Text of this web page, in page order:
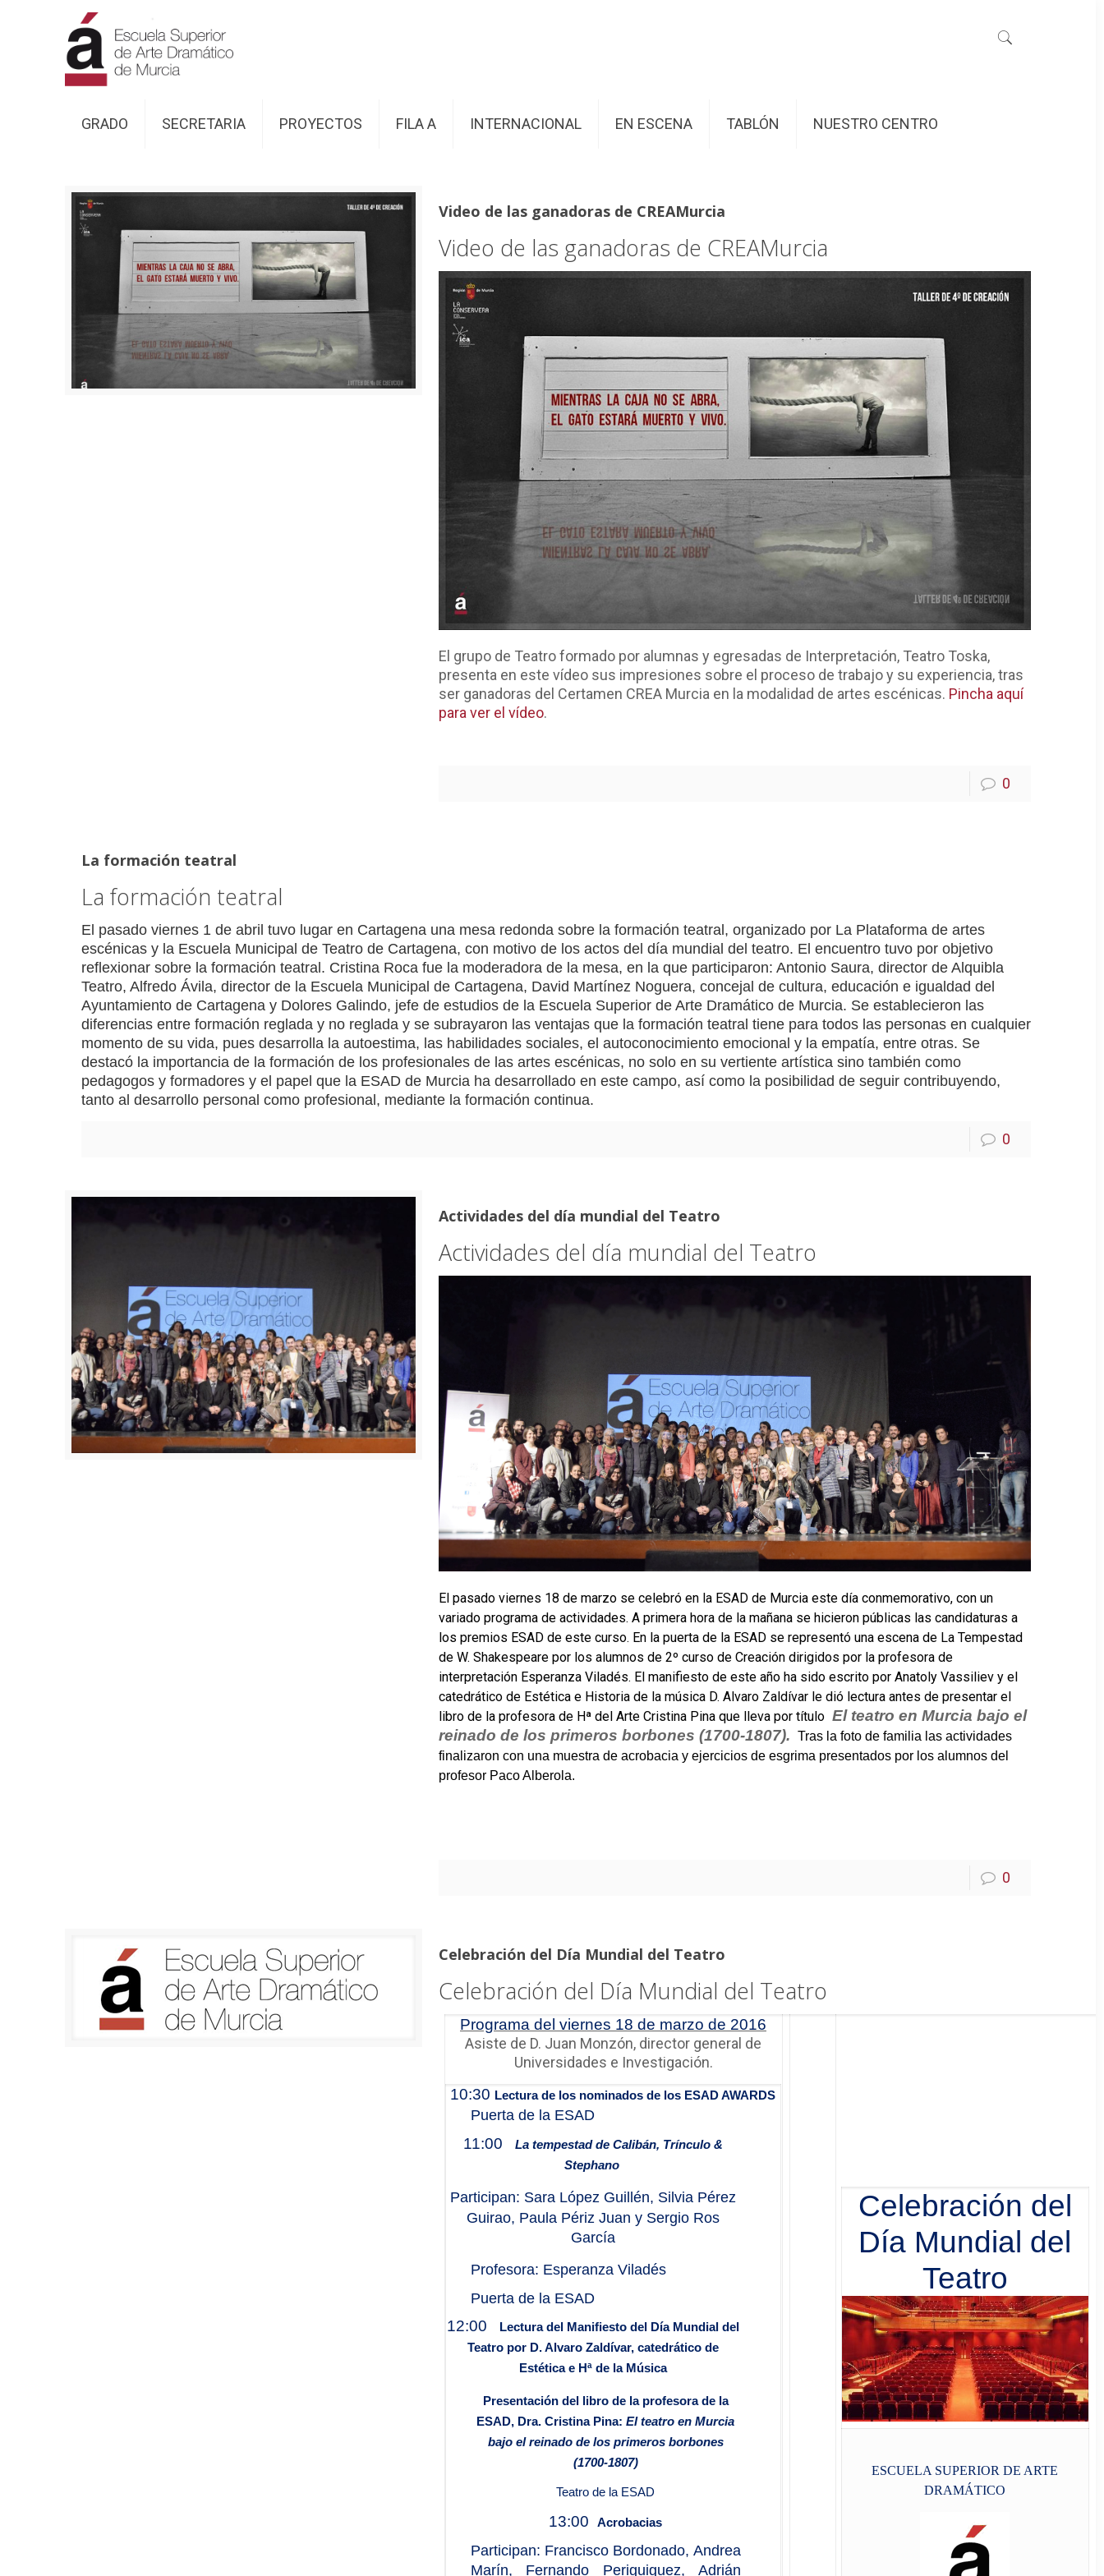
GRADO SECRETARIA PROYECTOS FILA A INTERNACIONAL EN ESCENA TABLÓN NUESTRO CENTRO
Video de las ganadoras de CREAMurcia
Video de las ganadoras de CREAMurcia
El grupo de Teatro formado por alumnas y egresadas de Interpretación, Teatro Toska,
presenta en este vídeo sus impresiones sobre el proceso de trabajo y su experiencia, tras
ser ganadoras del Certamen CREA Murcia en la modalidad de artes escénicas. Pincha aquí
para ver el vídeo.
0
La formación teatral
La formación teatral
El pasado viernes 1 de abril tuvo lugar en Cartagena una mesa redonda sobre la formación teatral, organizado por La Plataforma de artes
escénicas y la Escuela Municipal de Teatro de Cartagena, con motivo de los actos del día mundial del teatro. El encuentro tuvo por objetivo
reflexionar sobre la formación teatral. Cristina Roca fue la moderadora de la mesa, en la que participaron: Antonio Saura, director de Alquibla
Teatro, Alfredo Ávila, director de la Escuela Municipal de Cartagena, David Martínez Noguera, concejal de cultura, educación e igualdad del
Ayuntamiento de Cartagena y Dolores Galindo, jefe de estudios de la Escuela Superior de Arte Dramático de Murcia. Se establecieron las
diferencias entre formación reglada y no reglada y se subrayaron las ventajas que la formación teatral tiene para todos las personas en cualquier
momento de su vida, pues desarrolla la autoestima, las habilidades sociales, el autoconocimiento emocional y la empatía, entre otras. Se
destacó la importancia de la formación de los profesionales de las artes escénicas, no solo en su vertiente artística sino también como
pedagogos y formadores y el papel que la ESAD de Murcia ha desarrollado en este campo, así como la posibilidad de seguir contribuyendo,
tanto al desarrollo personal como profesional, mediante la formación continua.
0
Actividades del día mundial del Teatro
Actividades del día mundial del Teatro
El pasado viernes 18 de marzo se celebró en la ESAD de Murcia este día conmemorativo, con un
variado programa de actividades. A primera hora de la mañana se hicieron públicas las candidaturas a
los premios ESAD de este curso. En la puerta de la ESAD se representó una escena de La Tempestad
de W. Shakespeare por los alumnos de 2º curso de Creación dirigidos por la profesora de
interpretación Esperanza Viladés. El manifiesto de este año ha sido escrito por Anatoly Vassiliev y el
catedrático de Estética e Historia de la música D. Alvaro Zaldívar le dió lectura antes de presentar el
libro de la profesora de Hª del Arte Cristina Pina que lleva por título El teatro en Murcia bajo el
reinado de los primeros borbones (1700-1807). Tras la foto de familia las actividades
finalizaron con una muestra de acrobacia y ejercicios de esgrima presentados por los alumnos del
profesor Paco Alberola.
0
Celebración del Día Mundial del Teatro
Celebración del Día Mundial del Teatro
Programa del viernes 18 de marzo de 2016
Asiste de D. Juan Monzón, director general de
Universidades e Investigación.
10:30 Lectura de los nominados de los ESAD AWARDS
Puerta de la ESAD
11:00
La tempestad de Calibán, Trínculo &
Stephano
Participan: Sara López Guillén, Silvia Pérez
Guirao, Paula Périz Juan y Sergio Ros
García
Profesora: Esperanza Viladés
Puerta de la ESAD
12:00
Lectura del Manifiesto del Día Mundial del
Teatro por D. Alvaro Zaldívar, catedrático de
Estética e Hª de la Música
Presentación del libro de la profesora de la
ESAD, Dra. Cristina Pina: El teatro en Murcia
bajo el reinado de los primeros borbones
(1700-1807)
Teatro de la ESAD
13:00 Acrobacias
Participan: Francisco Bordonado, Andrea
Marín, Fernando Periguiguez, Adrián
Celebración del
Día Mundial del
Teatro
ESCUELA SUPERIOR DE ARTE
DRAMÁTICO